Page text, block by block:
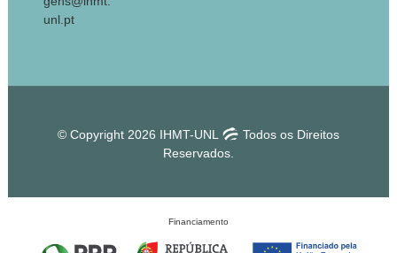
unl.pt
© Copyright 2026 IHMT-UNL
Todos os Direitos
Reservados.
Financiamento